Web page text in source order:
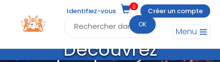
OK
Menu
Identifiez-vous
0
Créer un compte
Découvrez